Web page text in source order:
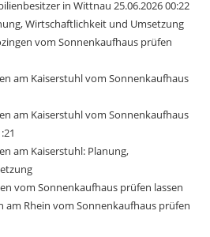
in Wittnau 25.06.2026 00:22
Wirtschaftlichkeit und Umsetzung
vom Sonnenkaufhaus prüfen
am Kaiserstuhl vom Sonnenkaufhaus
am Kaiserstuhl vom Sonnenkaufhaus
am Kaiserstuhl: Planung,
vom Sonnenkaufhaus prüfen lassen
am Rhein vom Sonnenkaufhaus prüfen